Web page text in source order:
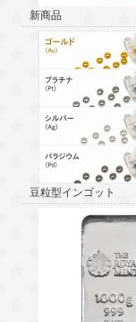
新商品
豆粒型インゴット